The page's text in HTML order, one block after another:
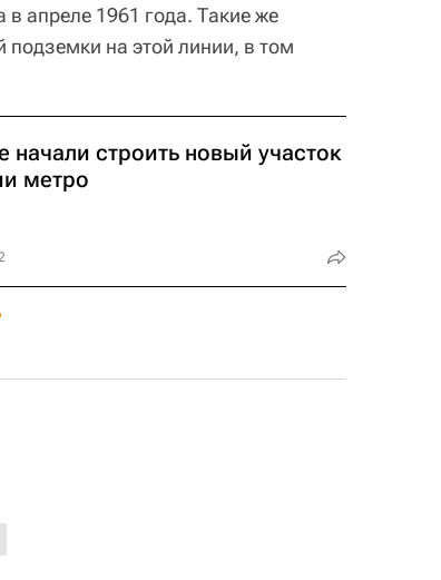
апреле 1961 года. Такие же
на этой линии, в том
начали строить новый участок
метро